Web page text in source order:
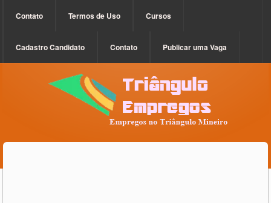
Contato Termos de Uso Cursos
Cadastro Candidato Contato Publicar uma Vaga